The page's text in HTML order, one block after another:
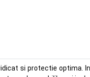
si protectie optima.